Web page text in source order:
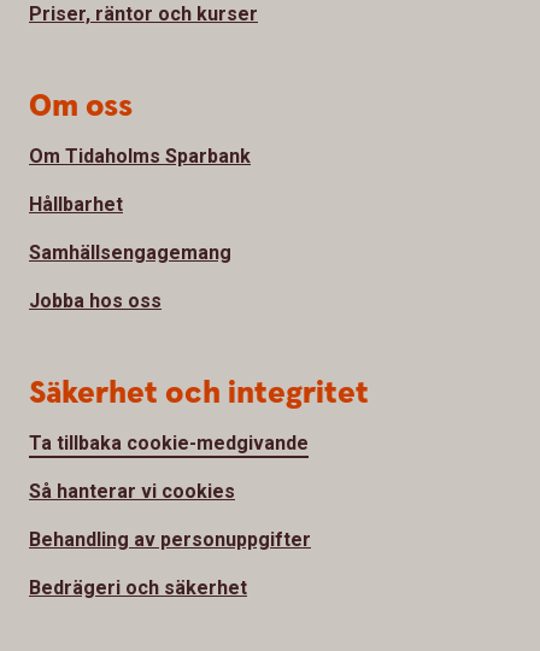
Priser, räntor och kurser
Om oss
Om Tidaholms Sparbank
Hållbarhet
Samhällsengagemang
Jobba hos oss
Säkerhet och integritet
Ta tillbaka cookie-medgivande
Så hanterar vi cookies
Behandling av personuppgifter
Bedrägeri och säkerhet